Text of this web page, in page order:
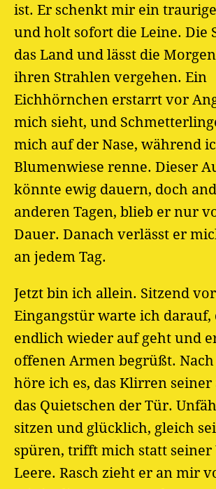
ist. Er schenkt mir ein
und holt sofort die Leine. Die
das Land und lässt die
ihren Strahlen vergehen. Ein
Eichhörnchen erstarrt vor
mich sieht, und
mich auf der Nase, während
Blumenwiese renne. Dieser
könnte ewig dauern, doch
anderen Tagen, blieb er nur
Dauer. Danach verlässt er
an jedem Tag.
Jetzt bin ich allein. Sitzend
Eingangstür warte ich darauf,
endlich wieder auf geht und
offenen Armen begrüßt. Nach
höre ich es, das Klirren seiner
das Quietschen der Tür.
sitzen und glücklich, gleich
spüren, trifft mich statt
Leere. Rasch zieht er an mir